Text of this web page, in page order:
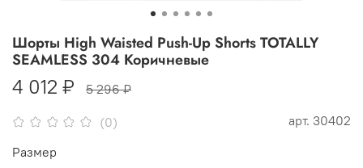
(0) арт. 30402
Шорты High Waisted Push-Up Shorts TOTALLY
SEAMLESS 304 Коричневые
4 012 ₽ 5 296 ₽
Размер